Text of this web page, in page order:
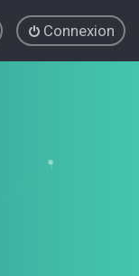
Connexion